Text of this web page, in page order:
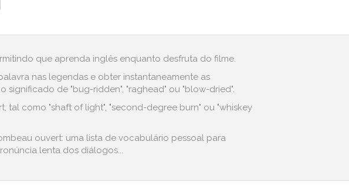
que aprenda inglês enquanto desfruta do filme.
nas legendas e obter instantaneamente as
significado de "bug-ridden", "raghead" ou "blow-dried".
tal como "shaft of light", "second-degree burn" ou "whiskey
ouvert: uma lista de vocabulário pessoal para
lenta dos diálogos...